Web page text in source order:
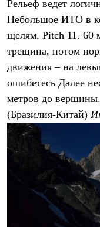
Рельеф ведет
Небольшое ИТО в
щелям. Pitch 11. 60
трещина, потом
движения – на
ошибетесь Далее
метров до
(Бразилия-Китай)